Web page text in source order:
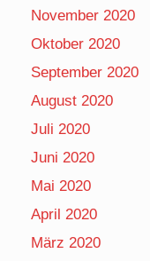
November 2020
Oktober 2020
September 2020
August 2020
Juli 2020
Juni 2020
Mai 2020
April 2020
März 2020